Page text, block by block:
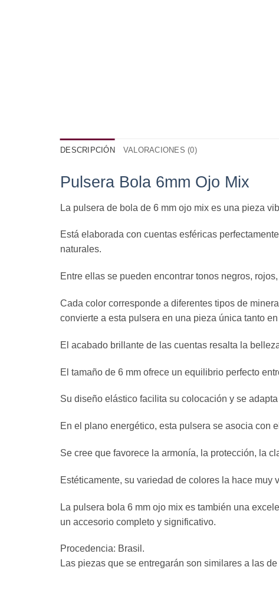
DESCRIPCIÓN VALORACIONES (0)
Pulsera Bola 6mm Ojo Mix
La pulsera de bola de 6 mm ojo mix es una pieza
Está elaborada con cuentas esféricas
naturales.
Entre ellas se pueden encontrar tonos negros,
Cada color corresponde a diferentes tipos de
convierte a esta pulsera en una pieza única tanto
El acabado brillante de las cuentas resalta la
El tamaño de 6 mm ofrece un equilibrio perfecto
Su diseño elástico facilita su colocación y se
En el plano energético, esta pulsera se asocia con
Se cree que favorece la armonía, la protección, la
Estéticamente, su variedad de colores la hace
La pulsera bola 6 mm ojo mix es también una
un accesorio completo y significativo.
Procedencia: Brasil.
Las piezas que se entregarán son similares a las